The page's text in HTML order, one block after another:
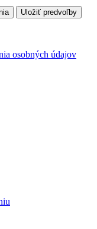
Uložiť predvoľby
osobných údajov